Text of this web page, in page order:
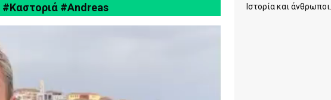
#Καστοριά #Andreas
Ιστορία και άνθρωποι...